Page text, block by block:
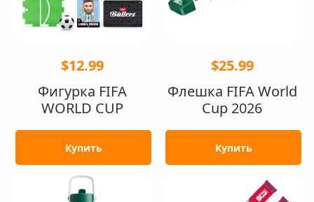
$12.99
Фигурка FIFA
WORLD CUP
Купить
$25.99
Флешка FIFA World
Cup 2026
Купить